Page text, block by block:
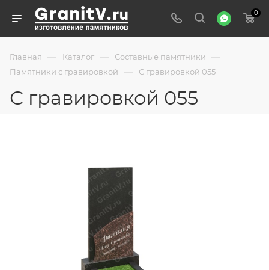
0
Главная — Каталог — Составные памятники —
Памятники с гравировкой — С гравировкой 055
С гравировкой 055